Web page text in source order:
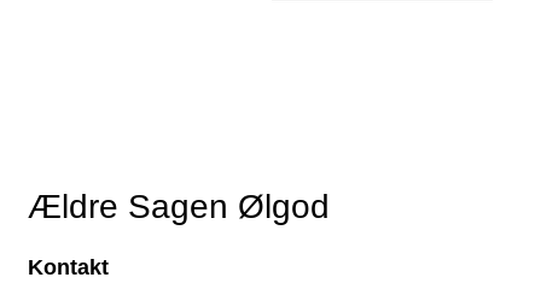
Ældre Sagen Ølgod
Kontakt